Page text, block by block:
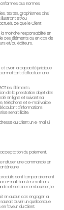
aux normes
textes, graphismes ainsi
et/ou
ce que le Client
la moindre responsabilité en
ces éléments ou en cas de
et/ou éditeurs.
et avoir la capacité juridique
d'effectuer une
les éléments
de la prestation objet des
en ligne et suivant sa
téléphone et e-mail valide.
d’informations
serait illicite.
au Client un e-mail lui
du paiement.
refuser une commande en
produits sont temporairement
e-mail dans les meilleurs
et se faire rembourser, le
en aucun cas engager la
saurait ouvrir un quelconque
faveur du Client.